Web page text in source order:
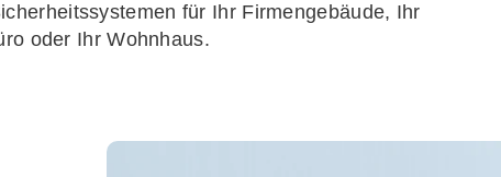
für Ihr Firmengebäude, Ihr
oder Ihr Wohnhaus.